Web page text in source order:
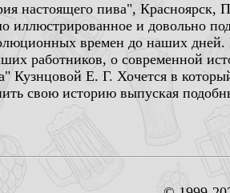
настоящего пива", Красноярск,
иллюстрированное и довольно
времен до наших дней.
работников, о современной
Кузнцовой Е. Г. Хочется в
свою историю выпуская